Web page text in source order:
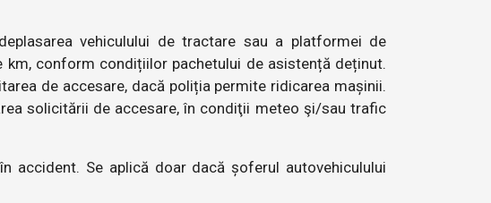
vehiculului de tractare sau a platformei de
conform condițiilor pachetului de asistență deținut.
de accesare, dacă poliția permite ridicarea mașinii.
solicitării de accesare, în condiţii meteo şi/sau trafic
Se aplică doar dacă șoferul autovehiculului